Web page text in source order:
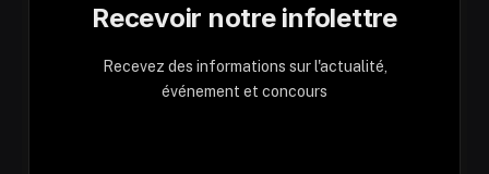
Recevoir notre infolettre
Recevez des informations sur l'actualité,
événement et concours